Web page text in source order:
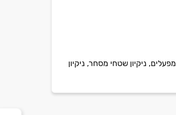
ניקיון שטחי מסחר, ניקיון